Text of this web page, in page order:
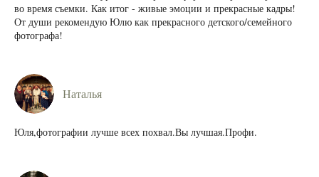
во время съемки. Как итог - живые эмоции и прекрасные кадры!
От души рекомендую Юлю как прекрасного детского/семейного
фотографа!
Наталья
Юля,фотографии лучше всех похвал.Вы лучшая.Профи.